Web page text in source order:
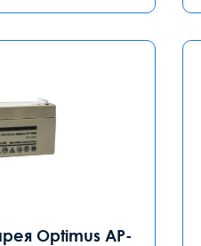
Optimus AP-